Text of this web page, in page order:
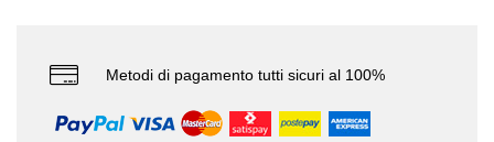
Metodi di pagamento tutti sicuri al 100%